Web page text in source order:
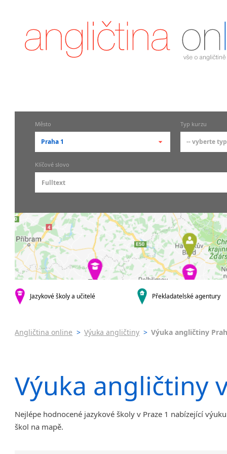
Město
Praha 1
-- vyberte město --
Praha 2
Praha 4
Praha 5
Praha 6
Praha 10
krajská města
Brno
Liberec
České Budějovice
Pardubice
Karlovy Vary
Jihlava
Typ kurzu
-- vyberte
Online
Výuka
Výuka
JŠ
Klíčové slovo
Jazykové školy a učitelé Překladatelské agentury
Angličtina online > Výuka angličtiny > Výuka angličtiny
Výuka angličtiny
Nejlépe hodnocené jazykové školy v Praze 1 nabízející
škol na mapě.